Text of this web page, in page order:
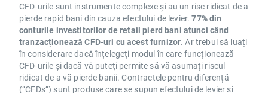
CFD-urile sunt instrumente complexe și au un risc ridicat de a
pierde rapid bani din cauza efectului de levier.77% din
conturile investitorilor de retail pierd bani atunci când
tranzacționează CFD-uri cu acest furnizor. Ar trebui să luați
în considerare dacă înțelegeți modul în care funcționează
CFD-urile și dacă vă puteți permite să vă asumați riscul
ridicat de a vă pierde banii. Contractele pentru diferență
(”CFDs”) sunt produse care se supun efectului de levier și